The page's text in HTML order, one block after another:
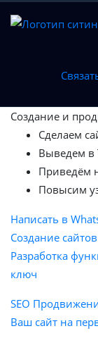
Создание и
Сделаем
Выведем в
Приведём
Повысим
Написать в
Создание сайтов
Разработка
ключ
SEO
Ваш сайт на